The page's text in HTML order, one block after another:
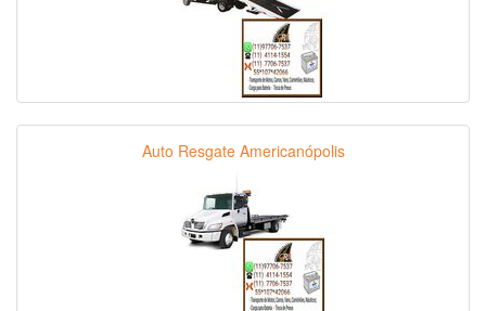
Auto Resgate Americanópolis